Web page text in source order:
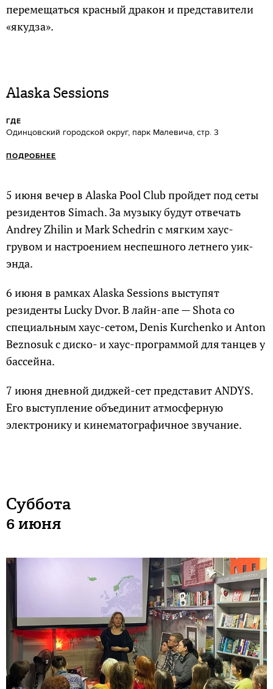
перемещаться красный дракон и представители
«якудза».
Alaska Sessions
ГДЕ
Одинцовский городской округ, парк Малевича, стр. 3
ПОДРОБНЕЕ
5 июня вечер в Alaska Pool Club пройдет под сеты
резидентов Simach. За музыку будут отвечать
Andrey Zhilin и Mark Schedrin с мягким хаус-
грувом и настроением неспешного летнего уик-
энда.
6 июня в рамках Alaska Sessions выступят
резиденты Lucky Dvor. В лайн-апе — Shota со
специальным хаус-сетом, Denis Kurchenko и Anton
Beznosuk с диско- и хаус-программой для танцев у
бассейна.
7 июня дневной диджей-сет представит ANDYS.
Его выступление объединит атмосферную
электронику и кинематографичное звучание.
Суббота
6 июня